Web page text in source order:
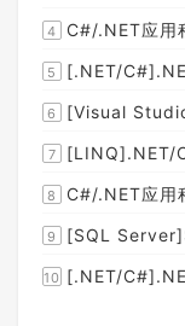
4 C#/.NET应用程序
5 [.NET/C#].NET/C#应
6 [Visual Studio]微软2018 Build大
7 [LINQ].NET/C#应用程序开
8 C#/.NET应用程序编程
9 [SQL
10 [.NET/C#].NET/C#应